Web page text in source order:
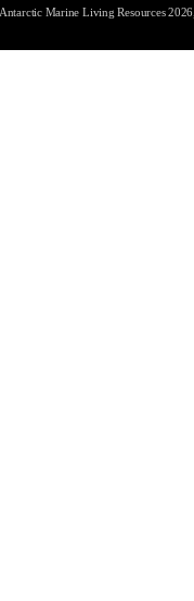
Marine Living Resources